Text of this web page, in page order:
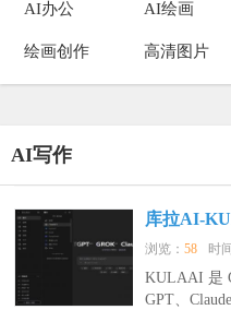
AI办公 AI绘画
绘画创作 高清图片
AI写作
库拉AI-
浏览：58 时
KULAAI 是
GPT、